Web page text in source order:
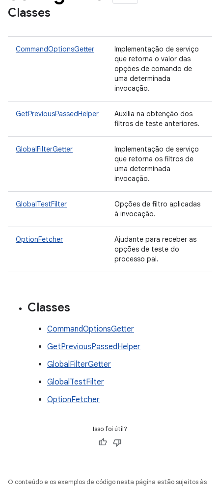
Classes
CommandOptionsGetter
Implementação de serviço
que retorna o valor das
opções de comando de
uma determinada
invocação.
GetPreviousPassedHelper
Auxilia na obtenção dos
filtros de teste anteriores.
GlobalFilterGetter
Implementação de serviço
que retorna os filtros de
uma determinada
invocação.
GlobalTestFilter
Opções de filtro aplicadas
à invocação.
OptionFetcher
Ajudante para receber as
opções de teste do
processo pai.
Classes
CommandOptionsGetter
GetPreviousPassedHelper
GlobalFilterGetter
GlobalTestFilter
OptionFetcher
Isso foi útil?
O conteúdo e os exemplos de código nesta página estão sujeitos às